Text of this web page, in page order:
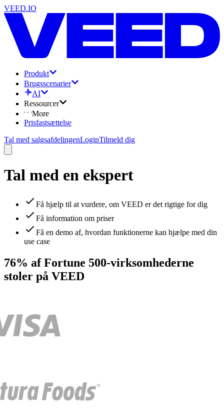
VEED.IO
Produkt
Brugsscenarier
AI
Ressourcer
More
Prisfastsættelse
Tal med salgsafdelingenLoginTilmeld dig
Tal med en ekspert
Få hjælp til at vurdere, om VEED er det rigtige for dig
Få information om priser
Få en demo af, hvordan funktionerne kan hjælpe med din
use case
76% af Fortune 500-virksomhederne
stoler på VEED